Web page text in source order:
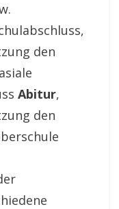
den
Abitur,
den